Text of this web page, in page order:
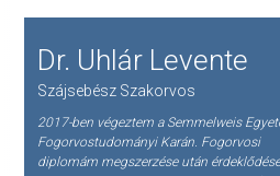
Dr. Uhlár Levente
Szájsebész Szakorvos
2017-ben végeztem a Semmelweis
Fogorvostudományi Karán. Fogorvosi
diplomám megszerzése után